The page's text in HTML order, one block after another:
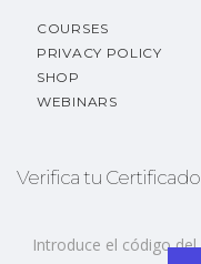
COURSES
PRIVACY POLICY
SHOP
WEBINARS
Verifica tu Certificado